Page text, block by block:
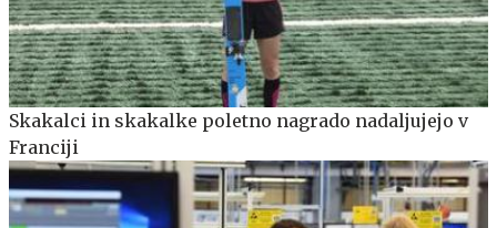
Skakalci in skakalke poletno nagrado nadaljujejo v
Franciji